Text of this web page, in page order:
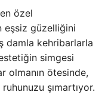
özel
eşsiz güzelliğini
damla kehribarlarla
simgesi
olmanın ötesinde,
şımartıyor.